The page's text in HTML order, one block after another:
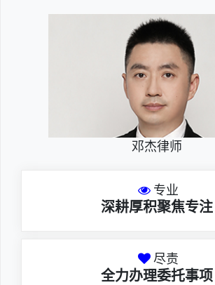
邓杰律师
专业
深耕厚积聚焦专注
尽责
全力办理委托事项